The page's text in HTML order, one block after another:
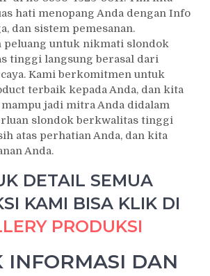
hati menopang Anda dengan Info
dan sistem pemesanan.
peluang untuk nikmati slondok
tinggi langsung berasal dari
Kami berkomitmen untuk
terbaik kepada Anda, dan kita
jadi mitra Anda didalam
slondok berkwalitas tinggi
atas perhatian Anda, dan kita
Anda.
DETAIL SEMUA
KAMI BISA KLIK DI
PRODUKSI
INFORMASI DAN